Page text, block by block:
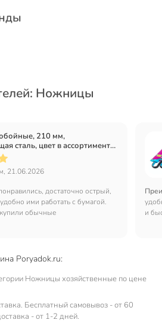
Ножницы
210 мм,
сталь, цвет в ассортименте,
21.06.2026
достаточно острый,
ими работать с бумагой.
обычные
и
Poryadok.ru:
Ножницы хозяйственные по цене
Бесплатный самовывоз - от 60
- от 1-2 дней.